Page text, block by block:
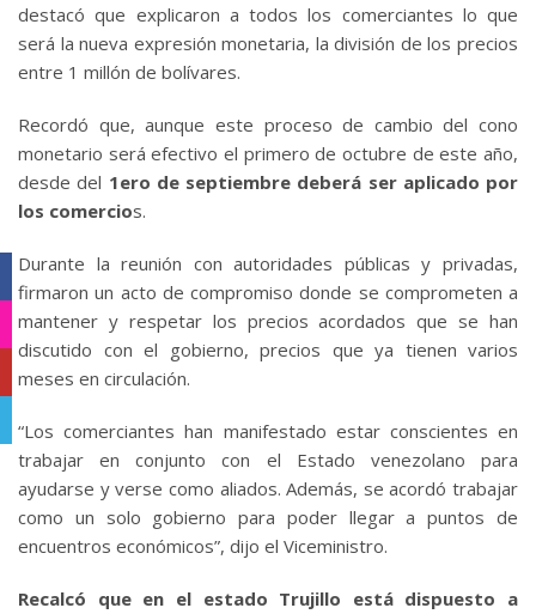
destacó que explicaron a todos los comerciantes lo que
será la nueva expresión monetaria, la división de los precios
entre 1 millón de bolívares.
Recordó que, aunque este proceso de cambio del cono
monetario será efectivo el primero de octubre de este año,
desde del 1ero de septiembre deberá ser aplicado por
los comercios.
Durante la reunión con autoridades públicas y privadas,
firmaron un acto de compromiso donde se comprometen a
mantener y respetar los precios acordados que se han
discutido con el gobierno, precios que ya tienen varios
meses en circulación.
“Los comerciantes han manifestado estar conscientes en
trabajar en conjunto con el Estado venezolano para
ayudarse y verse como aliados. Además, se acordó trabajar
como un solo gobierno para poder llegar a puntos de
encuentros económicos”, dijo el Viceministro.
Recalcó que en el estado Trujillo está dispuesto a
Facebook
Instagram
YouTube